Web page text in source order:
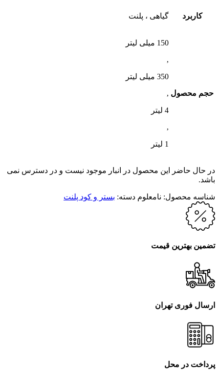
کاربرد گیاهی ، پلنت
حجم محصول
150 میلی لیتر
,
350 میلی لیتر
,
4 لیتر
,
1 لیتر
در حال حاضر این محصول در انبار موجود نیست و در دسترس نمی
باشد.
شناسه محصول: نامعلوم دسته: بستر و کود پلنت
تضمین بهترین قیمت
ارسال فوری تهران
پرداخت در محل